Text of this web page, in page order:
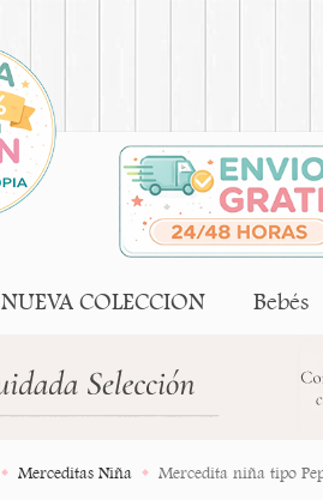
NUEVA COLECCION Bebés
Merceditas Niña Mercedita niña tipo